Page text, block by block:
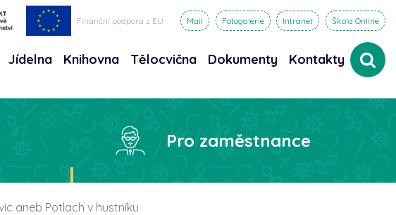
Finanční podpora z EU Mail Fotogalerie Intranet Škola Online
Jídelna Knihovna Tělocvična Dokumenty Kontakty
Pro zaměstnance
aneb Potlach v hustníku